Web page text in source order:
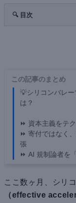
🔍 目次
この記事のまとめ
💡シリコンバレ
は？
⏩ 資本主義をテ
⏩ 寄付ではなく
張
⏩ AI 規制論者を
ここ数ヶ月、シリ
（effective